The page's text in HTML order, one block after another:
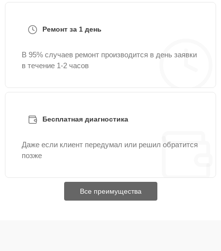
Ремонт за 1 день
В 95% случаев ремонт производится в день заявки
в течение 1-2 часов
Бесплатная диагностика
Даже если клиент передумал или решил обратится
позже
Все преимущества